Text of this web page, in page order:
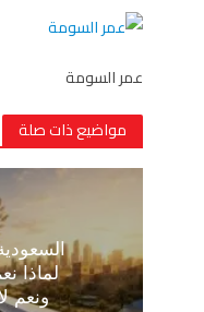
عمر السومة
مواضيع ذات صلة
لماذا
ونعم